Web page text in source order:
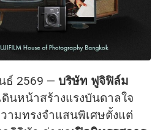
ธ์ 2569 — บริษัท ฟูจิฟิล์ม
ดินหน้าสร้างแรงบันดาลใจ
ามทรงจำแสนพิเศษตั้งแต่